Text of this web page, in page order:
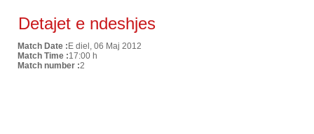
Detajet e ndeshjes
Match Date : E diel, 06 Maj 2012
Match Time :17:00 h
Match number :2